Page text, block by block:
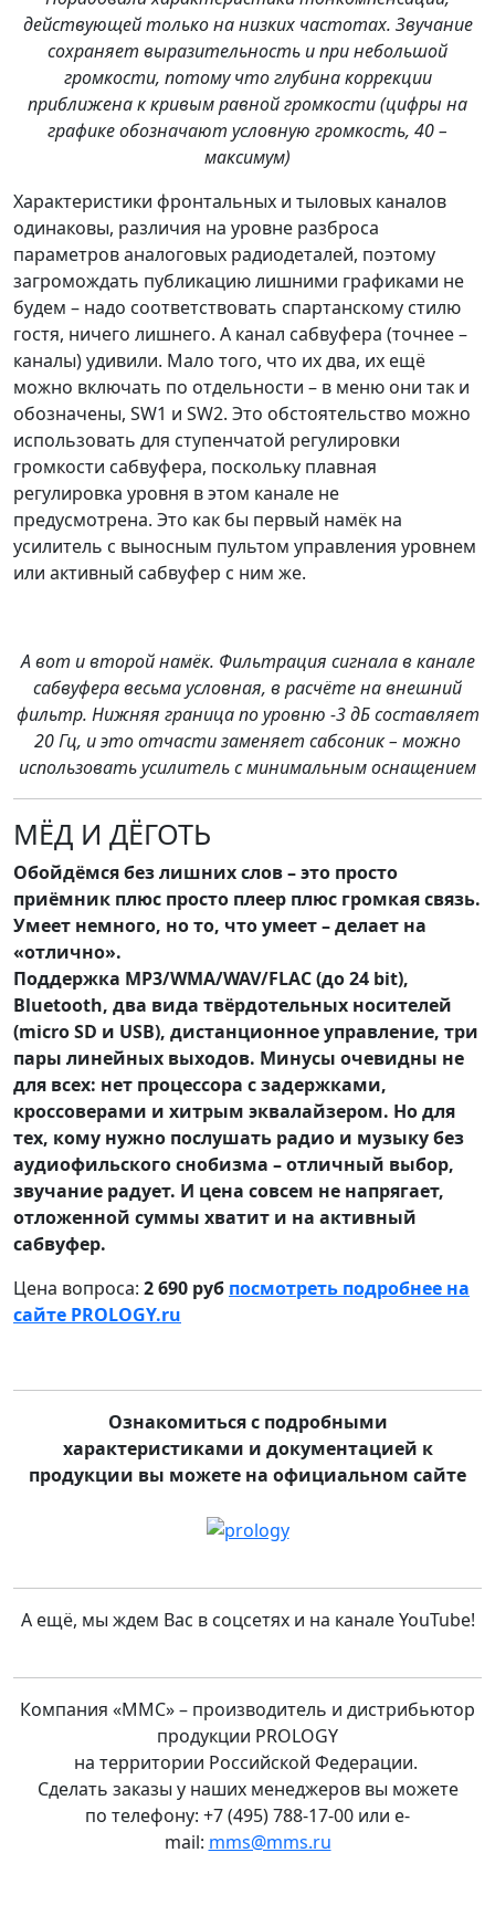
действующей только на низких частотах. Звучание
сохраняет выразительность и при небольшой
громкости, потому что глубина коррекции
приближена к кривым равной громкости (цифры на
графике обозначают условную громкость, 40 –
максимум)
Характеристики фронтальных и тыловых каналов
одинаковы, различия на уровне разброса
параметров аналоговых радиодеталей, поэтому
загромождать публикацию лишними графиками не
будем – надо соответствовать спартанскому стилю
гостя, ничего лишнего. А канал сабвуфера (точнее –
каналы) удивили. Мало того, что их два, их ещё
можно включать по отдельности – в меню они так и
обозначены, SW1 и SW2. Это обстоятельство можно
использовать для ступенчатой регулировки
громкости сабвуфера, поскольку плавная
регулировка уровня в этом канале не
предусмотрена. Это как бы первый намёк на
усилитель с выносным пультом управления уровнем
или активный сабвуфер с ним же.
А вот и второй намёк. Фильтрация сигнала в канале
сабвуфера весьма условная, в расчёте на внешний
фильтр. Нижняя граница по уровню -3 дБ составляет
20 Гц, и это отчасти заменяет сабсоник – можно
использовать усилитель с минимальным оснащением
МЁД И ДЁГОТЬ
Обойдёмся без лишних слов – это просто
приёмник плюс просто плеер плюс громкая связь.
Умеет немного, но то, что умеет – делает на
«отлично».
Поддержка MP3/WMA/WAV/FLAC (до 24 bit),
Bluetooth, два вида твёрдотельных носителей
(micro SD и USB), дистанционное управление, три
пары линейных выходов. Минусы очевидны не
для всех: нет процессора с задержками,
кроссоверами и хитрым эквалайзером. Но для
тех, кому нужно послушать радио и музыку без
аудиофильского снобизма – отличный выбор,
звучание радует. И цена совсем не напрягает,
отложенной суммы хватит и на активный
сабвуфер.
Цена вопроса: 2 690 руб посмотреть подробнее на
сайте PROLOGY.ru
Ознакомиться с подробными
характеристиками и документацией к
продукции вы можете на официальном сайте
А ещё, мы ждем Вас в соцсетях и на канале YouTube!
Компания «ММС» – производитель и дистрибьютор
продукции PROLOGY
на территории Российской Федерации.
Сделать заказы у наших менеджеров вы можете
по телефону: +7 (495) 788-17-00 или e-
mail: mms@mms.ru